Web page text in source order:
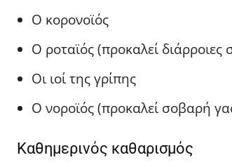
Ο κορονοϊός
Ο ροταϊός (προκαλεί
Οι ιοί της γρίπης
Ο νοροϊός (προκαλεί σοβαρή
Καθημερινός καθαρισμός